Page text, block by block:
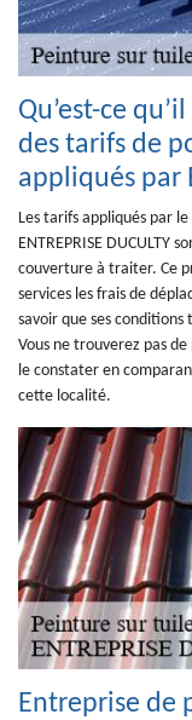
Qu’est-ce
des tarifs de
appliqués par
Les tarifs appliqués par
ENTREPRISE DUCULTY
couverture à traiter. Ce
services les frais de
savoir que ses
Vous ne trouverez pas de
le constater en
cette localité.
Entreprise de